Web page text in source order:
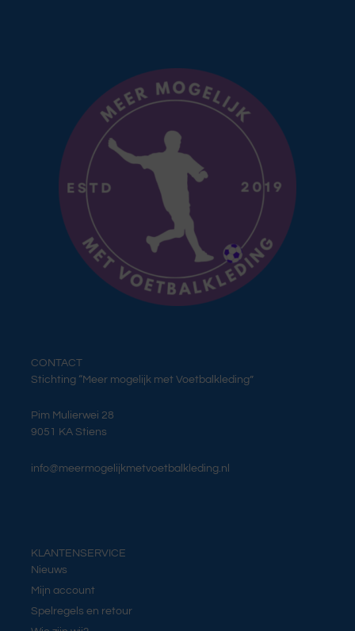
CONTACT
Stichting “Meer mogelijk met Voetbalkleding”
Pim Mulierwei 28
9051 KA Stiens
info@meermogelijkmetvoetbalkleding.nl
KLANTENSERVICE
Nieuws
Mijn account
Spelregels en retour